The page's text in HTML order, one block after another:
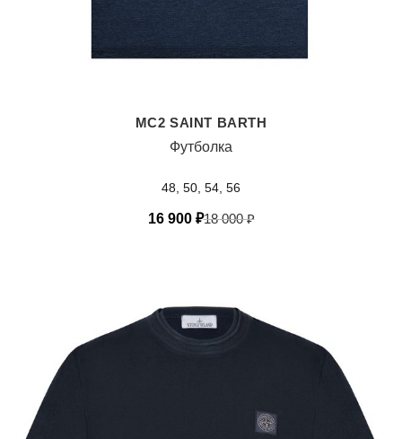
MC2 SAINT BARTH
Футболка
48, 50, 54, 56
18 000₽
16 900 ₽